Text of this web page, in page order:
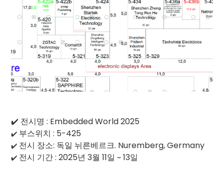
✔️ 전시명 : Embedded World 2025
✔️ 부스위치 : 5-425
✔️ 전시 장소: 독일 뉘른베르크. Nuremberg, Germany
✔️ 전시 기간 : 2025년 3월 11일 ~ 13일